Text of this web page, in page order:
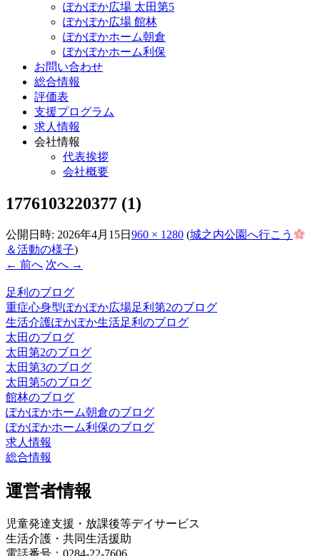
ぽかぽか広場 太田第5
ぽかぽか広場 館林
ぽかぽかホーム朝倉
ぽかぽかホーム利保
お問い合わせ
総合情報
評価表
支援プログラム
求人情報
会社情報
代表挨拶
会社概要
1776103220377 (1)
公開日時: 2026年4月15日 960 × 1280 (城之内公園へ行こう
＆活動の様子)
← 前へ 次へ →
足利のブログ
重症心身型ぽかぽか広場足利第2のブログ
生活介護ぽかぽか生活足利のブログ
太田のブログ
太田第2のブログ
太田第3のブログ
太田第5のブログ
館林のブログ
ぽかぽかホーム朝倉のブログ
ぽかぽかホーム利保のブログ
求人情報
総合情報
運営者情報
児童発達支援・放課後等デイサービス
生活介護・共同生活援助
電話番号：0284-22-7606